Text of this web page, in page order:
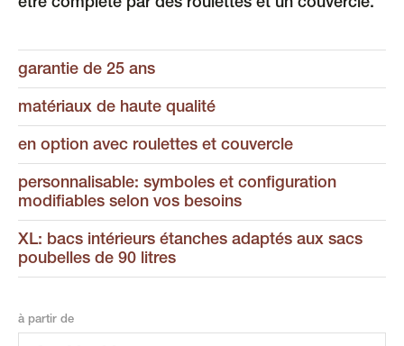
être complété par des roulettes et un couvercle.
garantie de 25 ans
matériaux de haute qualité
en option avec roulettes et couvercle
personnalisable: symboles et configuration
modifiables selon vos besoins
XL: bacs intérieurs étanches adaptés aux sacs
poubelles de 90 litres
à partir de